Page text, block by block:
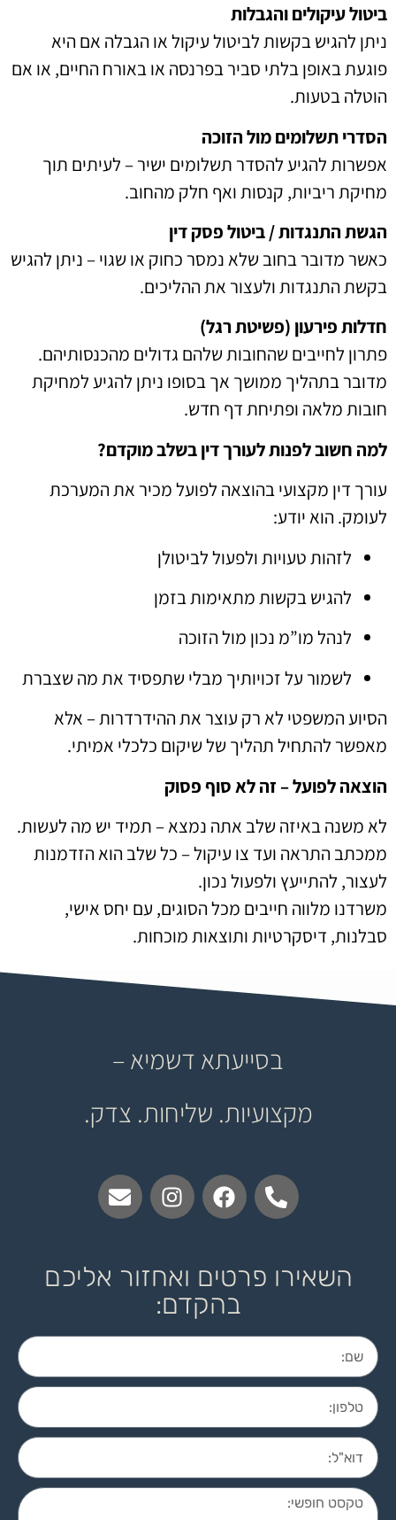
ביטול עיקולים והגבלות
ניתן להגיש בקשות לביטול עיקול או הגבלה אם היא
פוגעת באופן בלתי סביר בפרנסה או באורח החיים, או אם
הוטלה בטעות.
הסדרי תשלומים מול הזוכה
אפשרות להגיע להסדר תשלומים ישיר – לעיתים תוך
מחיקת ריביות, קנסות ואף חלק מהחוב.
הגשת התנגדות / ביטול פסק דין
כאשר מדובר בחוב שלא נמסר כחוק או שגוי – ניתן להגיש
בקשת התנגדות ולעצור את ההליכים.
חדלות פירעון (פשיטת רגל)
פתרון לחייבים שהחובות שלהם גדולים מהכנסותיהם.
מדובר בתהליך ממושך אך בסופו ניתן להגיע למחיקת
חובות מלאה ופתיחת דף חדש.
למה חשוב לפנות לעורך דין בשלב מוקדם?
עורך דין מקצועי בהוצאה לפועל מכיר את המערכת
לעומק. הוא יודע:
לזהות טעויות ולפעול לביטולן
להגיש בקשות מתאימות בזמן
לנהל מו”מ נכון מול הזוכה
לשמור על זכויותיך מבלי שתפסיד את מה שצברת
הסיוע המשפטי לא רק עוצר את ההידרדרות – אלא
מאפשר להתחיל תהליך של שיקום כלכלי אמיתי.
הוצאה לפועל – זה לא סוף פסוק
לא משנה באיזה שלב אתה נמצא – תמיד יש מה לעשות.
ממכתב התראה ועד צו עיקול – כל שלב הוא הזדמנות
לעצור, להתייעץ ולפעול נכון.
משרדנו מלווה חייבים מכל הסוגים, עם יחס אישי,
סבלנות, דיסקרטיות ותוצאות מוכחות.
בסייעתא דשמיא –
מקצועיות. שליחות. צדק.
השאירו פרטים ואחזור אליכם
בהקדם: